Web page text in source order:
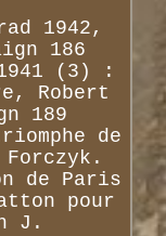
1942,
186
(3) :
Robert
189
de
de Paris
pour
J.